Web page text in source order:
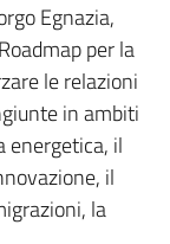
Egnazia,
per la
le relazioni
in ambiti
energetica, il
il
la